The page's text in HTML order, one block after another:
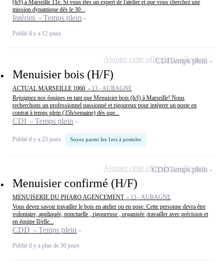
(h/f) à Marseille 11e. Si vous êtes un expert de l'atelier et que vous cherchez une
mission dynamique dès le 30...
Intérim - Temps plein
Publié il y a 12 jours
Menuisier bois (H/F)
ACTUAL MARSEILLE 1060 - 13 - AUBAGNE
Rejoignez nos équipes en tant que Menuisier bois (h/f) à Marseille! Nous
recherchons un professionnel passionné et rigoureux pour intégrer un poste en
contrat à temps plein (35h/semaine) dès que...
CDI - Temps plein
Publié il y a 23 jours Soyez parmi les 1ers à postuler
CDITemps plein
Ajouter cette offre à ma sélection
Menuisier confirmé (H/F)
MENUISERIE DU PHARO AGENCEMENT - 13 - AUBAGNE
Vous devez savoir travailler le bois en atelier ou en pose. Cette personne devra être
volontaire, appliquée, ponctuelle , rigoureuse , organisée ,travailler avec précision et
en équipe Il/elle...
CDD - Temps plein
Publié il y a plus de 30 jours
CDDTemps plein
Ajouter cette offre à ma sélection